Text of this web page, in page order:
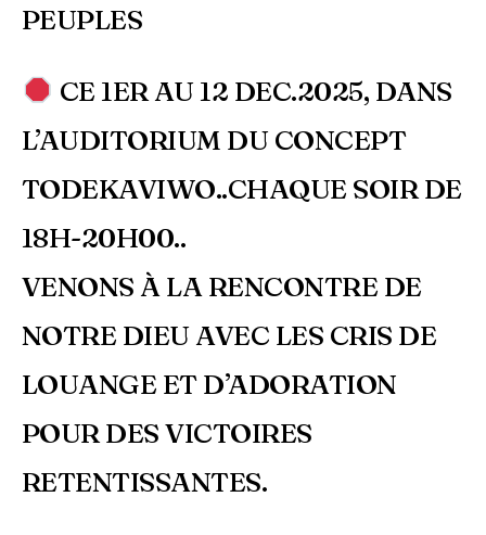
PEUPLES
CE 1ER AU 12 DEC.2025, DANS
L’AUDITORIUM DU CONCEPT
TODEKAVIWO..CHAQUE SOIR DE
18H-20H00..
VENONS À LA RENCONTRE DE
NOTRE DIEU AVEC LES CRIS DE
LOUANGE ET D’ADORATION
POUR DES VICTOIRES
RETENTISSANTES.